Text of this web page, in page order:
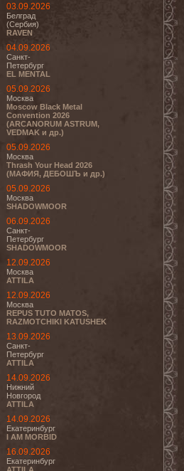
03.09.2026
Белград
(Сербия)
RAVEN
04.09.2026
Санкт-
Петербург
EL MENTAL
05.09.2026
Москва
Moscow Black Metal
Convention 2026
(ARCANORUM ASTRUM,
VEDMAK и др.)
05.09.2026
Москва
Thrash Your Head 2026
(МАФИЯ, ДЕБОШЪ и др.)
05.09.2026
Москва
SHADOWMOOR
06.09.2026
Санкт-
Петербург
SHADOWMOOR
12.09.2026
Москва
ATTILA
12.09.2026
Москва
REPUS TUTO MATOS,
RAZMOTCHIKI KATUSHEK
13.09.2026
Санкт-
Петербург
ATTILA
14.09.2026
Нижний
Новгород
ATTILA
14.09.2026
Екатеринбург
I AM MORBID
16.09.2026
Екатеринбург